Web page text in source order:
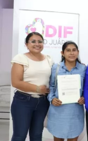
policiales,
disfrutaran de
unión familiar, el
saludables.
A través de
Juárez reafirma
más sólida
reconociendo
quienes integran